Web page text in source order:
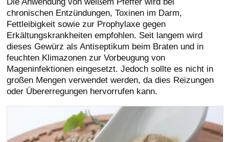
chronischen Entzündungen, Toxinen im Darm,
Fettleibigkeit sowie zur Prophylaxe gegen
Erkältungskrankheiten empfohlen. Seit langem wird
dieses Gewürz als Antiseptikum beim Braten und in
feuchten Klimazonen zur Vorbeugung von
Mageninfektionen eingesetzt. Jedoch sollte es nicht in
großen Mengen verwendet werden, da dies Reizungen
oder Übererregungen hervorrufen kann.